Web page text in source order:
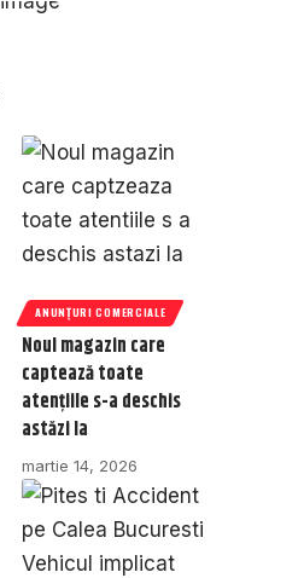
ANUNȚURI COMERCIALE
Noul magazin care
captează toate
atențiile s-a deschis
astăzi la
martie 14, 2026